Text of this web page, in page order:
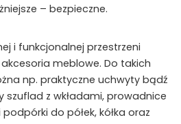
– bezpieczne.
i funkcjonalnej przestrzeni
meblowe. Do takich
np. praktyczne uchwyty bądź
szuflad z wkładami, prowadnice
do półek, kółka oraz